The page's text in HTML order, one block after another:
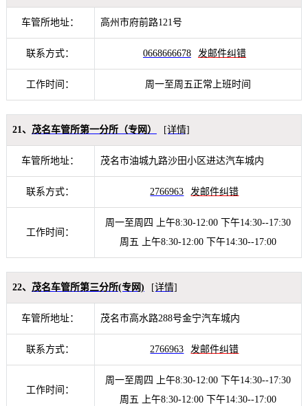
车管所地址： 高州市府前路121号
联系方式： 0668666678 发邮件纠错
工作时间： 周一至周五正常上班时间
21、 茂名车管所第一分所（专网） [详情]
车管所地址： 茂名市油城九路沙田小区进达汽车城内
联系方式： 2766963 发邮件纠错
工作时间：
周一至周四 上午8:30-12:00 下午14:30--17:30
周五 上午8:30-12:00 下午14:30--17:00
22、 茂名车管所第三分所(专网) [详情]
车管所地址： 茂名市高水路288号金宁汽车城内
联系方式： 2766963 发邮件纠错
工作时间：
周一至周四 上午8:30-12:00 下午14:30--17:30
周五 上午8:30-12:00 下午14:30--17:00